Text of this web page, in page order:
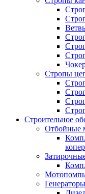
Стропы
Строительное
Отбойные
Генераторы